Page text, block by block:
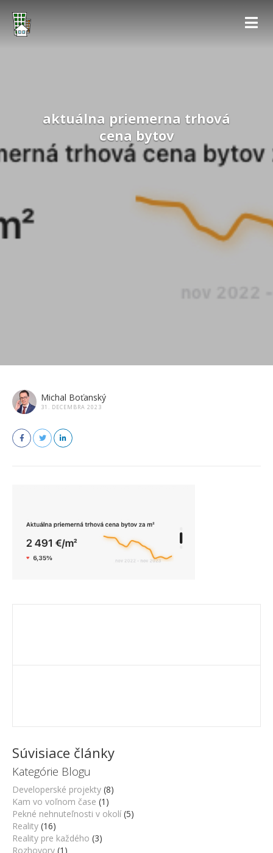
aktuálna priemerna trhová
cena bytov
Michal Boťanský
31. DECEMBRA 2023
Súvisiace články
Kategórie Blogu
Developerské projekty (8)
Kam vo voľnom čase (1)
Pekné nehnuteľnosti v okolí (5)
Reality (16)
Reality pre každého (3)
Rozhovory (1)